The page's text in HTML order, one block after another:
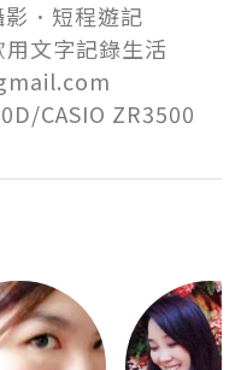
．短程遊記
文字記錄生活
CASIO ZR3500